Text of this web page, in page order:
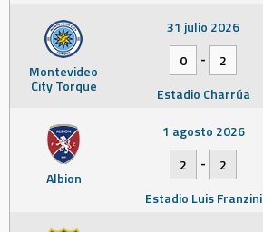
Montevideo
City Torque
31 julio 2026
0
-
2
Estadio Charrúa
Albion
1 agosto 2026
2
-
2
Estadio Luis Franzini